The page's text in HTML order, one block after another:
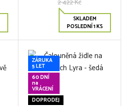
2 422 Kč
SKLADEM
POSLEDNÍ 1 KS
ZÁRUKA
5 LET
60 DNÍ
na
VRÁCENÍ
DOPRODEJ